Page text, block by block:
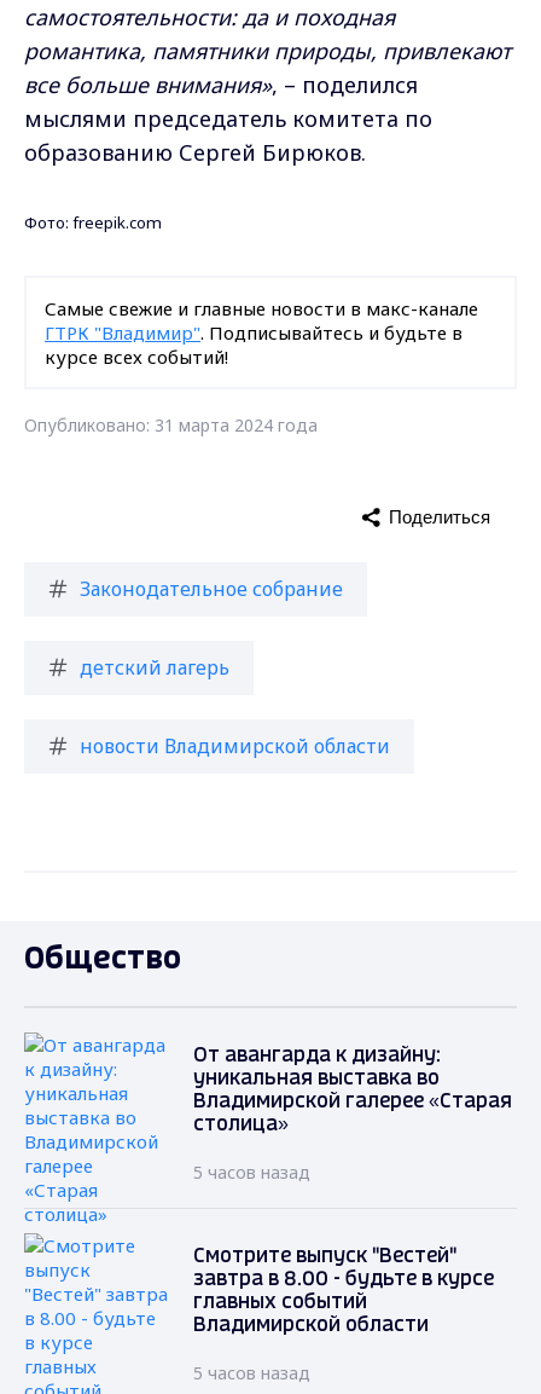
самостоятельности: да и походная
романтика, памятники природы, привлекают
все больше внимания», – поделился
мыслями председатель комитета по
образованию Сергей Бирюков.
Фото: freepik.com
Самые свежие и главные новости в макс-канале
ГТРК "Владимир". Подписывайтесь и будьте в
курсе всех событий!
Опубликовано: 31 марта 2024 года
Законодательное собрание
детский лагерь
новости Владимирской области
Поделиться
Общество
От авангарда к дизайну:
уникальная выставка во
Владимирской галерее «Старая
столица»
5 часов назад
Смотрите выпуск "Вестей"
завтра в 8.00 - будьте в курсе
главных событий
Владимирской области
5 часов назад